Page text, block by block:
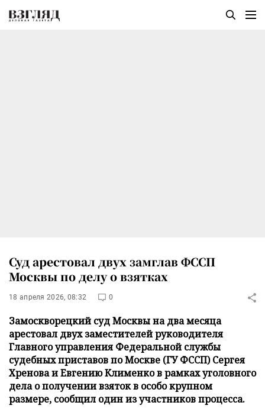
Суд арестовал двух замглав ФССП
Москвы по делу о взятках
18 апреля 2026, 08:32 0
Замоскворецкий суд Москвы на два месяца
арестовал двух заместителей руководителя
Главного управления Федеральной службы
судебных приставов по Москве (ГУ ФССП) Сергея
Хренова и Евгению Клименко в рамках уголовного
дела о получении взяток в особо крупном
размере, сообщил один из участников процесса.